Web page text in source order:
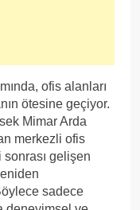
ofis alanları
ötesine geçiyor.
Mimar Arda
merkezli ofis
gelişen
sadece